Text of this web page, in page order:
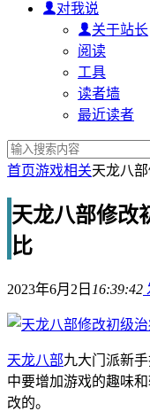
对我说
关于站长
阅读
工具
读者墙
最近读者
首页游戏相关天龙八
天龙八部修改
比
2023年6月2日 16:39:42
天龙八部九大门派新
中要增加游戏的趣味
改的。